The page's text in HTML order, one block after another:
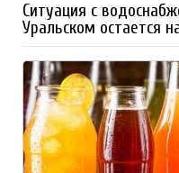
Ситуация с
Уральском остается